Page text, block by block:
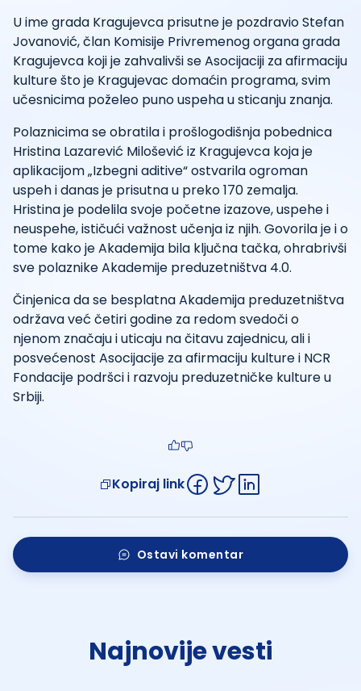
U ime grada Kragujevca prisutne je pozdravio Stefan
Jovanović, član Komisije Privremenog organa grada
Kragujevca koji je zahvalivši se Asocijaciji za afirmaciju
kulture što je Kragujevac domaćin programa, svim
učesnicima poželeo puno uspeha u sticanju znanja.
Polaznicima se obratila i prošlogodišnja pobednica
Hristina Lazarević Milošević iz Kragujevca koja je
aplikacijom „Izbegni aditive“ ostvarila ogroman
uspeh i danas je prisutna u preko 170 zemalja.
Hristina je podelila svoje početne izazove, uspehe i
neuspehe, ističući važnost učenja iz njih. Govorila je i o
tome kako je Akademija bila ključna tačka, ohrabrivši
sve polaznike Akademije preduzetništva 4.0.
Činjenica da se besplatna Akademija preduzetništva
održava već četiri godine za redom svedoči o
njenom značaju i uticaju na čitavu zajednicu, ali i
posvećenost Asocijacije za afirmaciju kulture i NCR
Fondacije podršci i razvoju preduzetničke kulture u
Srbiji.
Kopiraj link
Ostavi komentar
Najnovije vesti